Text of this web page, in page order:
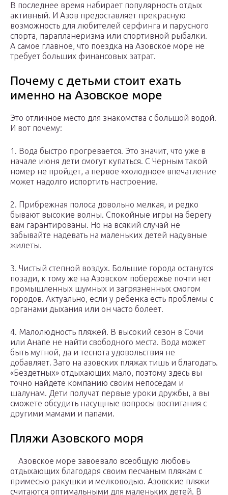
В последнее время набирает популярность отдых
активный. И Азов предоставляет прекрасную
возможность для любителей серфинга и парусного
спорта, парапланеризма или спортивной рыбалки.
А самое главное, что поездка на Азовское море не
требует больших финансовых затрат.
Почему с детьми стоит ехать
именно на Азовское море
Это отличное место для знакомства с большой водой.
И вот почему:
1. Вода быстро прогревается. Это значит, что уже в
начале июня дети смогут купаться. С Черным такой
номер не пройдет, а первое «холодное» впечатление
может надолго испортить настроение.
2. Прибрежная полоса довольно мелкая, и редко
бывают высокие волны. Спокойные игры на берегу
вам гарантированы. Но на всякий случай не
забывайте надевать на маленьких детей надувные
жилеты.
3. Чистый степной воздух. Большие города останутся
позади, к тому же на Азовском побережье почти нет
промышленных шумных и загрязненных смогом
городов. Актуально, если у ребенка есть проблемы с
органами дыхания или он часто болеет.
4. Малолюдность пляжей. В высокий сезон в Сочи
или Анапе не найти свободного места. Вода может
быть мутной, да и теснота удовольствия не
добавляет. Зато на азовских пляжах тишь и благодать.
«Бездетных» отдыхающих мало, поэтому здесь вы
точно найдете компанию своим непоседам и
шалунам. Дети получат первые уроки дружбы, а вы
сможете обсудить насущные вопросы воспитания с
другими мамами и папами.
Пляжи Азовского моря
Азовское море завоевало всеобщую любовь
отдыхающих благодаря своим песчаным пляжам с
примесью ракушки и мелководью. Азовские пляжи
считаются оптимальными для маленьких детей. В